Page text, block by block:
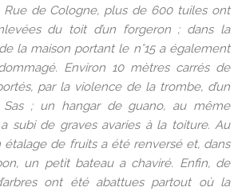
Rue de Cologne, plus de 600 tuiles ont
du toit d’un forgeron ; dans la
la maison portant le n°15 a également
Environ 10 mètres carrés de
par la violence de la trombe, d’un
Sas ; un hangar de guano, au même
subi de graves avaries à la toiture. Au
étalage de fruits a été renversé et, dans
un petit bateau a chaviré. Enfin, de
ont été abattues partout où la